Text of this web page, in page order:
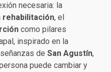
necesaria: la
rehabilitación, el
como pilares
inspirado en la
de San Agustín,
puede cambiar y